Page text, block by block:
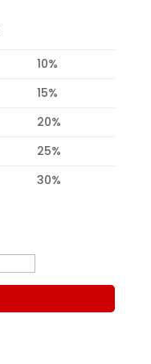
10%
15%
20%
25%
30%